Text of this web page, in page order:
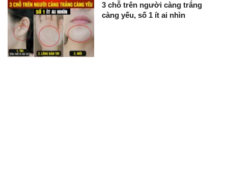
3 chỗ trên người càng trắng
càng yếu, số 1 ít ai nhìn